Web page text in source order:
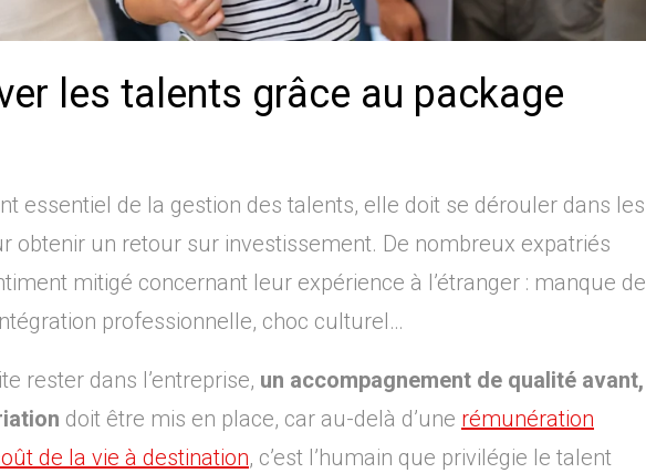
les talents grâce au package
essentiel de la gestion des talents, elle doit se dérouler dans les
obtenir un retour sur investissement. De nombreux expatriés
mitigé concernant leur expérience à l’étranger : manque de
professionnelle, choc culturel…
rester dans l’entreprise, un accompagnement de qualité avant,
doit être mis en place, car au-delà d’une rémunération
de la vie à destination, c’est l’humain que privilégie le talent